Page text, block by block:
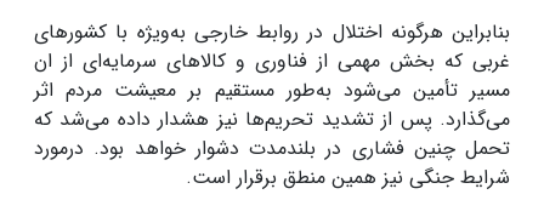
بنابراین هرگونه اختلال در روابط خارجی به‌ویژه با کشورهای
غربی که بخش مهمی از فناوری و کالاهای سرمایه‌ای از ان
مسیر تأمین می‌شود به‌طور مستقیم بر معیشت مردم اثر
می‌گذارد. پس از تشدید تحریم‌ها نیز هشدار داده می‌شد که
تحمل چنین فشاری در بلندمدت دشوار خواهد بود. درمورد
شرایط جنگی نیز همین منطق برقرار است.